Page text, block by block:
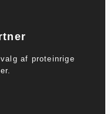
af proteinrige